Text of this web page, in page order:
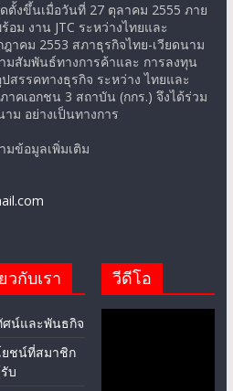
ตั้งขึ้นเมื่อวันที่ 27 ตุลาคม 2555 ภาย
ม งาน JTC ระหว่างไทยและ
าคม 2553 สภาธุรกิจไทย-เวียดนาม
มสัมพันธ์ทางการค้าและ การลงทุน
รรคทางธุรกิจ ระหว่าง ไทยและ
คเอกชน 3 สถาบัน (กกร.) จึงได้ร่วม
ม อย่างเป็นทางการ
ข้อมูลเพิ่มเติม
วกับเรา
ศน์และพันธกิจ
ยชน์ที่สมาชิก
บ
วีดีโอ